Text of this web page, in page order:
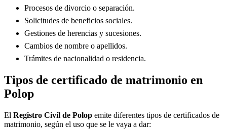
Procesos de divorcio o separación.
Solicitudes de beneficios sociales.
Gestiones de herencias y sucesiones.
Cambios de nombre o apellidos.
Trámites de nacionalidad o residencia.
Tipos de certificado de matrimonio en
Polop
El Registro Civil de Polop emite diferentes tipos de certificados de
matrimonio, según el uso que se le vaya a dar: